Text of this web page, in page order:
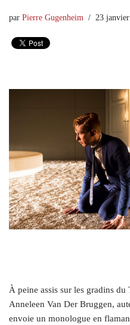
par Pierre Gugenheim 23
À peine assis sur les gradins du
Anneleen Van Der Bruggen,
envoie un monologue en